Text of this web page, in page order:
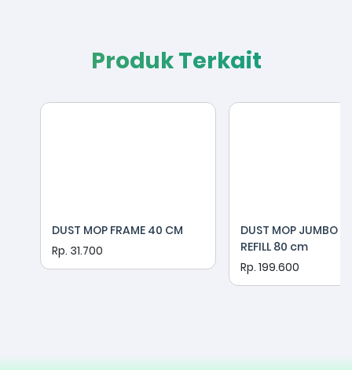
Produk Terkait
DUST MOP FRAME 40 CM
Rp. 31.700
DUST MOP JUMBO
REFILL 80 cm
Rp. 199.600